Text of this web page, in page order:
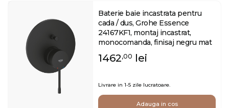
Baterie baie incastrata pentru
cada / dus, Grohe Essence
24167KF1, montaj incastrat,
monocomanda, finisaj negru mat
1462,00 lei
Livrare in 1-5 zile lucratoare.
Adauga in cos